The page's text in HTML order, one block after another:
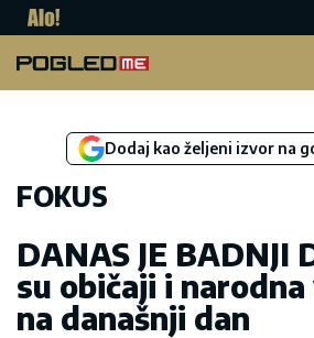
Dodaj kao željeni izvor na
FOKUS
DANAS JE BADNJI
su običaji i
na današnji dan